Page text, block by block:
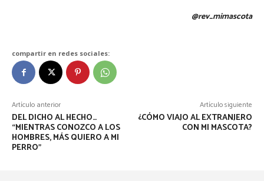
@rev_mimascota
compartir en redes sociales:
Artículo anterior
DEL DICHO AL HECHO…
“MIENTRAS CONOZCO A LOS
HOMBRES, MÁS QUIERO A MI
PERRO”
Artículo siguiente
¿CÓMO VIAJO AL EXTRANJERO
CON MI MASCOTA?